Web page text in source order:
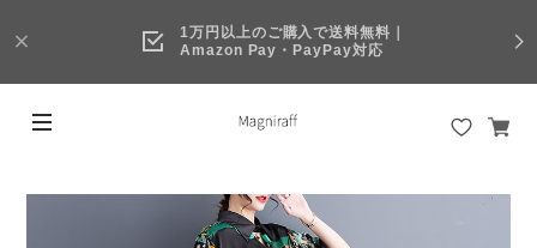
1万円以上のご購入で送料無料｜
Amazon Pay・PayPay対応